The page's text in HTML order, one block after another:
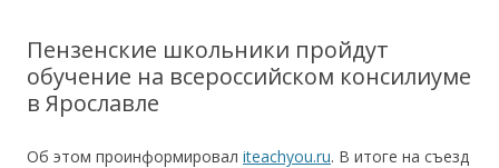
Пензенские школьники пройдут
обучение на всероссийском консилиуме
в Ярославле
Об этом проинформировал iteachyou.ru. В итоге на съезд